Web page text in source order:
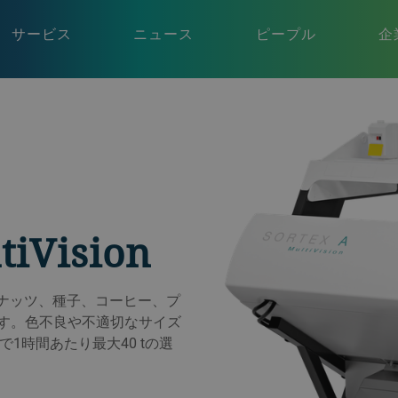
サービス ニュース ピープル 企
ッツ、種子、コーヒー、プ
。色不良や不適切なサイズ
1時間あたり最大40 tの選